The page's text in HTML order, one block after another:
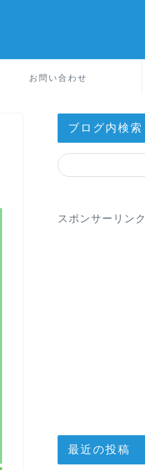
お問い合わせ
ブログ内検索
スポンサーリンク
最近の投稿